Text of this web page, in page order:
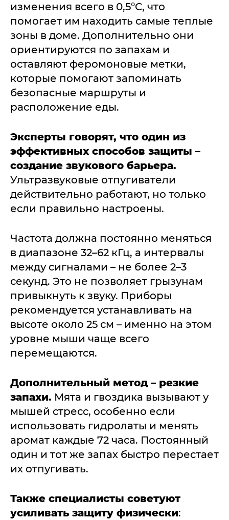
изменения всего в 0,5°C, что
помогает им находить самые теплые
зоны в доме. Дополнительно они
ориентируются по запахам и
оставляют феромоновые метки,
которые помогают запоминать
безопасные маршруты и
расположение еды.
Эксперты говорят, что один из
эффективных способов защиты –
создание звукового барьера.
Ультразвуковые отпугиватели
действительно работают, но только
если правильно настроены.
Частота должна постоянно меняться
в диапазоне 32–62 кГц, а интервалы
между сигналами – не более 2–3
секунд. Это не позволяет грызунам
привыкнуть к звуку. Приборы
рекомендуется устанавливать на
высоте около 25 см – именно на этом
уровне мыши чаще всего
перемещаются.
Дополнительный метод – резкие
запахи. Мята и гвоздика вызывают у
мышей стресс, особенно если
использовать гидролаты и менять
аромат каждые 72 часа. Постоянный
один и тот же запах быстро перестает
их отпугивать.
Также специалисты советуют
усиливать защиту физически: